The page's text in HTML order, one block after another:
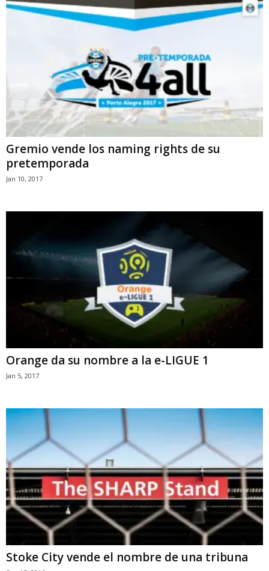
Gremio vende los naming rights de su
pretemporada
Jan 10, 2017
Orange da su nombre a la e-LIGUE 1
Jan 5, 2017
Stoke City vende el nombre de una tribuna